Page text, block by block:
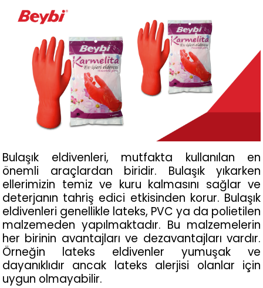
Bulaşık eldivenleri, mutfakta kullanılan en
önemli araçlardan biridir. Bulaşık yıkarken
ellerimizin temiz ve kuru kalmasını sağlar ve
deterjanın tahriş edici etkisinden korur. Bulaşık
eldivenleri genellikle lateks, PVC ya da polietilen
malzemeden yapılmaktadır. Bu malzemelerin
her birinin avantajları ve dezavantajları vardır.
Örneğin lateks eldivenler yumuşak ve
dayanıklıdır ancak lateks alerjisi olanlar için
uygun olmayabilir.